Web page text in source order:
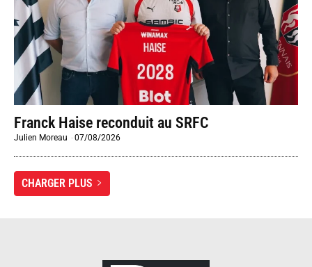
Franck Haise reconduit au SRFC
Julien Moreau -07/08/2026
CHARGER PLUS